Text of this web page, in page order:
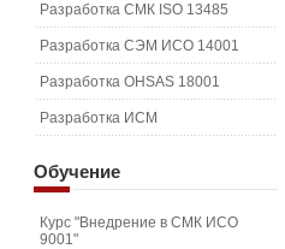
Разработка СМК ISO 13485
Разработка СЭМ ИСО 14001
Разработка OHSAS 18001
Разработка ИСМ
Обучение
Курс "Внедрение в СМК ИСО
9001"